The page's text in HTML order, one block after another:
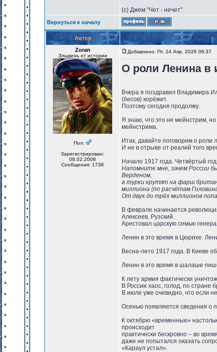
(с) Джем "Чет - нечет"
Вернуться к началу
Автор
Zoran
Злыдень от истории
Пол:
Зарегистрирован:
08.02.2008
Сообщения: 1738
Добавлено: Пт, 24 Апр, 2026 06:37
О роли Ленина в
Вчера я поздравил Владимира
(бесов) корёжит.
Поэтому сегодня продолжу.
Я знаю, что это не мейнстрим,
мейнстрима.
Итак, давайте поговорим о роли
И не в отрыве от реалий того
Начало 1917 года. Четвёртый
Напомните мне, зачем России
Верденом,
а турки крутят на фарш
миллиона (по расчётам
От двух до трёх миллионов
В феврале начинается
Алексеев, Рузский.
Арестовал царскую семью
Ленин в это время в Цюрихе.
Весна-лето 1917 года. В Киеве
Ленин в это время в шалаше
К лету армия фактически
В России хаос, голод, по стране
В июле уже очевидно, что если
Осенью появляются сведения о
К октябрю «временные»
происходит
практически бескровно – во
даже не попытался оказать
«Караул устал».